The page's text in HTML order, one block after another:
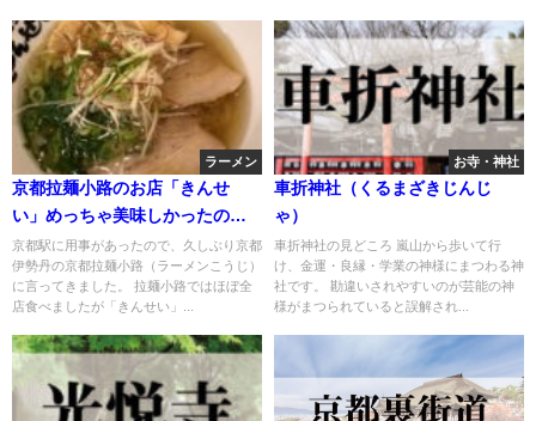
ラーメン
京都拉麺小路のお店「きんせ
い」めっちゃ美味しかったので
レビューします！
京都駅に用事があったので、久しぶり京都
伊勢丹の京都拉麺小路（ラーメンこうじ）
に言ってきました。 拉麺小路ではほぼ全
店食べましたが「きんせい」...
お寺・神社
車折神社（くるまざきじんじ
ゃ）
車折神社の見どころ 嵐山から歩いて行
け、金運・良縁・学業の神様にまつわる神
社です。 勘違いされやすいのが芸能の神
様がまつられていると誤解され...